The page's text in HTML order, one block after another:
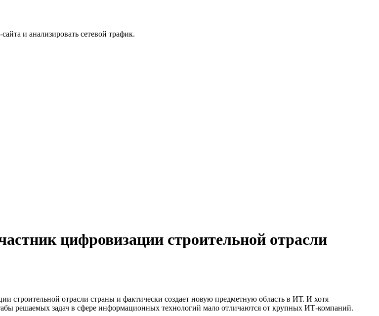
и анализировать сетевой трафик.
цифровизации строительной отрасли
строительной отрасли страны и фактически создает новую предметную область в ИТ. И хотя
решаемых задач в сфере информационных технологий мало отличаются от крупных ИТ-компаний.